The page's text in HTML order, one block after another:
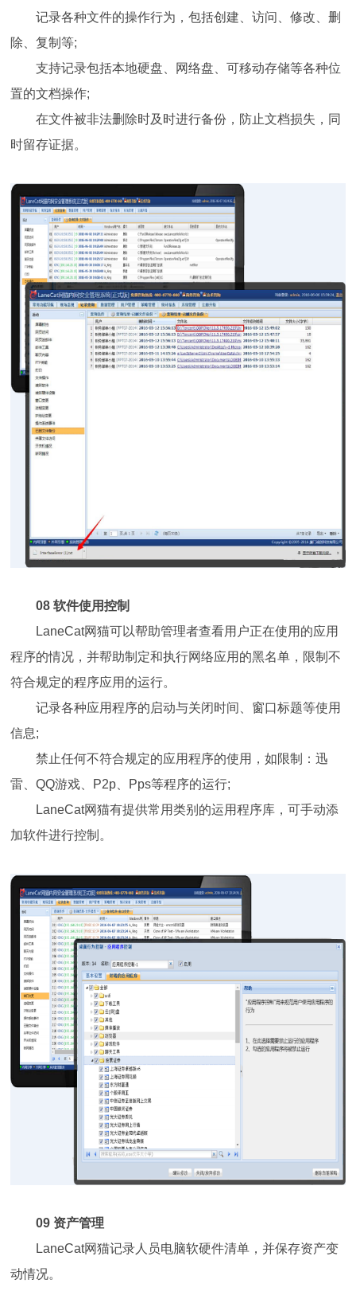
记录各种文件的操作行为，包括创建、访问、修改、删
除、复制等;
支持记录包括本地硬盘、网络盘、可移动存储等各种位
置的文档操作;
在文件被非法删除时及时进行备份，防止文档损失，同
时留存证据。
08 软件使用控制
LaneCat网猫可以帮助管理者查看用户正在使用的应用
程序的情况，并帮助制定和执行网络应用的黑名单，限制不
符合规定的程序应用的运行。
记录各种应用程序的启动与关闭时间、窗口标题等使用
信息;
禁止任何不符合规定的应用程序的使用，如限制：迅
雷、QQ游戏、P2p、Pps等程序的运行;
LaneCat网猫有提供常用类别的运用程序库，可手动添
加软件进行控制。
09 资产管理
LaneCat网猫记录人员电脑软硬件清单，并保存资产变
动情况。